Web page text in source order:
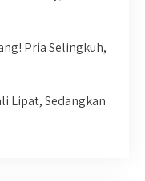
Pria Selingkuh,
Lipat, Sedangkan